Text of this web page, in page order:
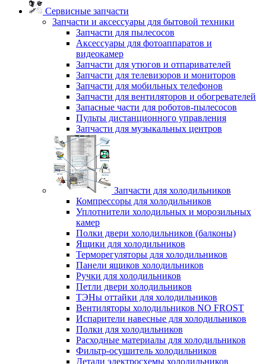
Сервисные запчасти
Запчасти и аксессуары для бытовой техники
Запчасти для пылесосов
Аксессуары для фотоаппаратов и
видеокамер
Запчасти для утюгов и отпаривателей
Запчасти для телевизоров и мониторов
Запчасти для мобильных телефонов
Запчасти для вентиляторов и обогревателей
Запасные части для роботов-пылесосов
Пульты дистанционного управления
Запчасти для музыкальных центров
Запчасти для холодильников
Компрессоры для холодильников
Уплотнители холодильных и морозильных
камер
Полки двери холодильников (балконы)
Ящики для холодильников
Терморегуляторы для холодильников
Панели ящиков холодильников
Ручки для холодильников
Петли двери холодильников
ТЭНы оттайки для холодильников
Вентиляторы холодильников NO FROST
Испарители навесные для холодильников
Полки для холодильников
Расходные материалы для холодильников
Фильтр-осушитель холодильников
Детали электросхемы холодильников